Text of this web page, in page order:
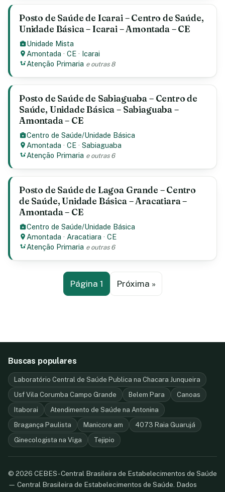
Posto de Saúde de Icarai – Centro de Saúde,
Unidade Básica – Icarai – Amontada – CE
Unidade Mista
Amontada ·CE · Icarai
Atenção Primaria e outras 8
Posto de Saúde de Sabiaguaba – Centro de
Saúde, Unidade Básica – Sabiaguaba –
Amontada – CE
Centro de Saúde/Unidade Básica
Amontada ·CE ·Sabiaguaba
Atenção Primaria e outras 6
Posto de Saúde de Lagoa Grande – Centro
de Saúde, Unidade Básica – Aracatiara –
Amontada – CE
Centro de Saúde/Unidade Básica
Amontada · Aracatiara ·CE
Atenção Primaria e outras 6
Página 1 Próxima »
Buscas populares
Laboratório Central de Saúde Publica na Chacara Junqueira
Usf Vila Corumba Campo Grande
Belem Para
Canoas
Itaborai
Atendimento de Saúde na Antonina
Bragança Paulista
Manicore am
4073 Raia Guarujá
Ginecologista na Viga
Tejipio
© 2026 CEBES - Central Brasileira de Estabelecimentos de Saúde
— Central Brasileira de Estabelecimentos de Saúde. Dados